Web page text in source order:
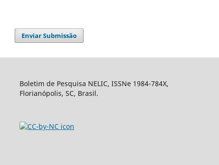
Enviar Submissão
Boletim de Pesquisa NELIC, ISSNe 1984-784X,
Florianópolis, SC, Brasil.